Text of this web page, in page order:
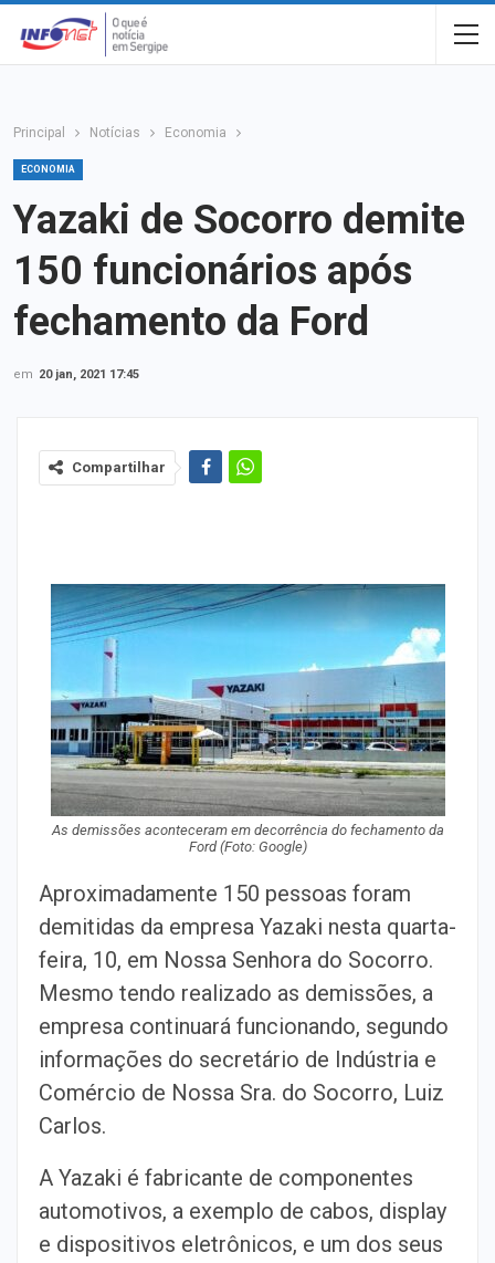
Principal Notícias Economia
ECONOMIA
Yazaki de Socorro demite
150 funcionários após
fechamento da Ford
em 20 jan, 2021 17:45
Compartilhar
As demissões aconteceram em decorrência do fechamento da
Ford (Foto: Google)
Aproximadamente 150 pessoas foram
demitidas da empresa Yazaki nesta quarta-
feira, 10, em Nossa Senhora do Socorro.
Mesmo tendo realizado as demissões, a
empresa continuará funcionando, segundo
informações do secretário de Indústria e
Comércio de Nossa Sra. do Socorro, Luiz
Carlos.
A Yazaki é fabricante de componentes
automotivos, a exemplo de cabos, display
e dispositivos eletrônicos, e um dos seus